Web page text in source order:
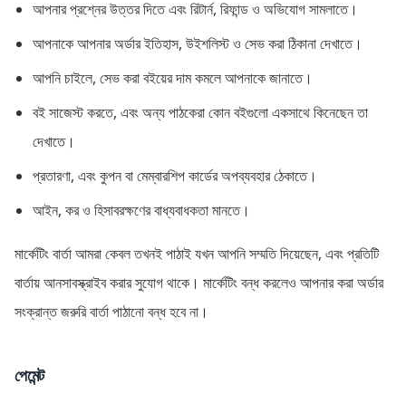
আপনার প্রশ্নের উত্তর দিতে এবং রিটার্ন, রিফান্ড ও অভিযোগ সামলাতে।
আপনাকে আপনার অর্ডার ইতিহাস, উইশলিস্ট ও সেভ করা ঠিকানা দেখাতে।
আপনি চাইলে, সেভ করা বইয়ের দাম কমলে আপনাকে জানাতে।
বই সাজেস্ট করতে, এবং অন্য পাঠকেরা কোন বইগুলো একসাথে কিনেছেন তা
দেখাতে।
প্রতারণা, এবং কুপন বা মেম্বারশিপ কার্ডের অপব্যবহার ঠেকাতে।
আইন, কর ও হিসাবরক্ষণের বাধ্যবাধকতা মানতে।
মার্কেটিং বার্তা আমরা কেবল তখনই পাঠাই যখন আপনি সম্মতি দিয়েছেন, এবং প্রতিটি
বার্তায় আনসাবস্ক্রাইব করার সুযোগ থাকে। মার্কেটিং বন্ধ করলেও আপনার করা অর্ডার
সংক্রান্ত জরুরি বার্তা পাঠানো বন্ধ হবে না।
পেমেন্ট